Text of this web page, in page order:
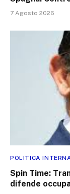
7 Agosto 2026
POLITICA
Spin Time:
difende